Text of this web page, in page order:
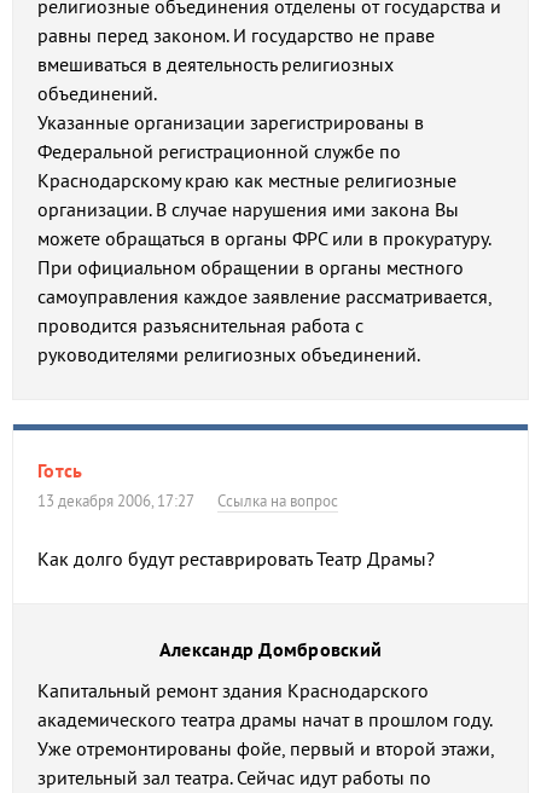
религиозные объединения отделены от государства и
равны перед законом. И государство не праве
вмешиваться в деятельность религиозных
объединений.
Указанные организации зарегистрированы в
Федеральной регистрационной службе по
Краснодарскому краю как местные религиозные
организации. В случае нарушения ими закона Вы
можете обращаться в органы ФРС или в прокуратуру.
При официальном обращении в органы местного
самоуправления каждое заявление рассматривается,
проводится разъяснительная работа с
руководителями религиозных объединений.
Готсь
13 декабря 2006, 17:27 Ссылка на вопрос
Как долго будут реставрировать Театр Драмы?
Александр Домбровский
Капитальный ремонт здания Краснодарского
академического театра драмы начат в прошлом году.
Уже отремонтированы фойе, первый и второй этажи,
зрительный зал театра. Сейчас идут работы по